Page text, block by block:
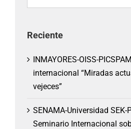
Reciente
INMAYORES-OISS-
internacional “Miradas
vejeces”
SENAMA-Universidad SEK-
Seminario Internacional